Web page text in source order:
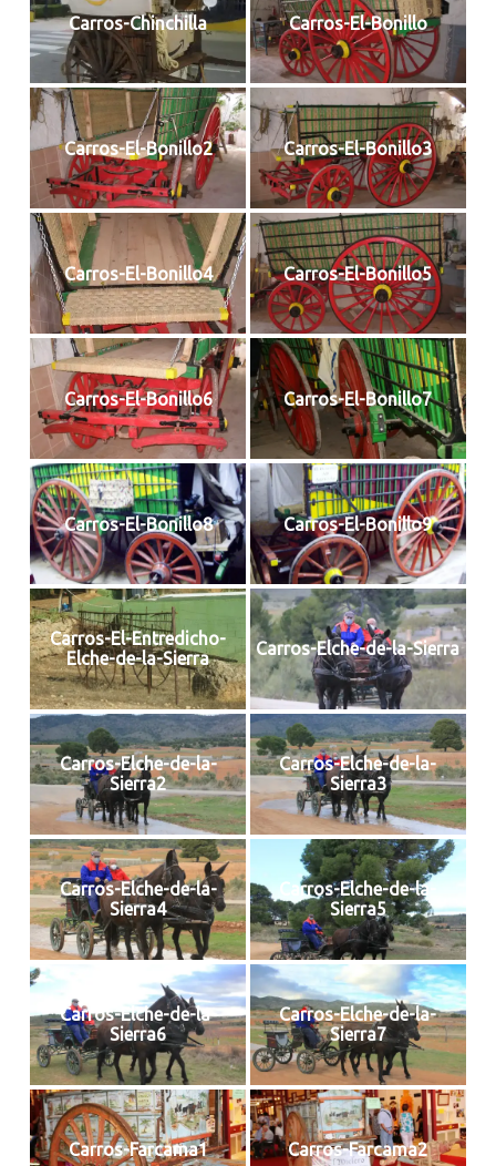
Carros-Chinchilla Carros-El-Bonillo
Carros-El-Bonillo2 Carros-El-Bonillo3
Carros-El-Bonillo4 Carros-El-Bonillo5
Carros-El-Bonillo6 Carros-El-Bonillo7
Carros-El-Bonillo8 Carros-El-Bonillo9
Carros-El-Entredicho-
Elche-de-la-Sierra
Carros-Elche-de-la-Sierra
Carros-Elche-de-la-
Sierra2
Carros-Elche-de-la-
Sierra3
Carros-Elche-de-la-
Sierra4
Carros-Elche-de-la-
Sierra5
Carros-Elche-de-la-
Sierra6
Carros-Elche-de-la-
Sierra7
Carros-Farcama1 Carros-Farcama2